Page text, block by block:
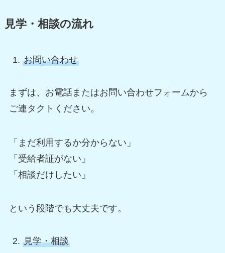
見学・相談の流れ
お問い合わせ
まずは、お電話またはお問い合わせフォームから
ご連タクトください。
「まだ利用するか分からない」
「受給者証がない」
「相談だけしたい」
という段階でも大丈夫です。
見学・相談